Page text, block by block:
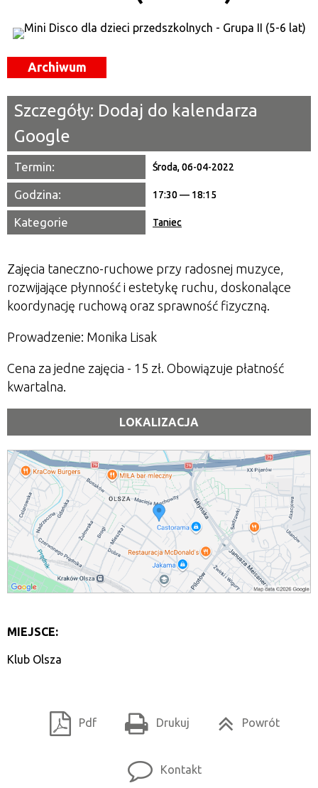
Miejsce
Promowane
Archiwum
Szczegóły: Dodaj do kalendarza
Google
Termin: Środa, 06-04-2022
Godzina: 17:30 — 18:15
Kategorie Taniec
Zajęcia taneczno-ruchowe przy radosnej muzyce,
rozwijające płynność i estetykę ruchu, doskonalące
koordynację ruchową oraz sprawność fizyczną.
Prowadzenie: Monika Lisak
Cena za jedne zajęcia - 15 zł. Obowiązuje płatność
kwartalna.
LOKALIZACJA
MIEJSCE:
Klub Olsza
Pdf Drukuj Powrót
Kontakt